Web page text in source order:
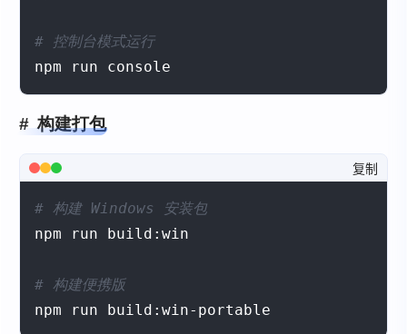
# 控制台模式运行
npm run console
构建打包
复制
# 构建 Windows 安装包
npm run build:win
# 构建便携版
npm run build:win-portable